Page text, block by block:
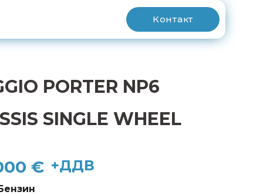
Контакт
PORTER NP6
SINGLE WHEEL
€ +ДДВ